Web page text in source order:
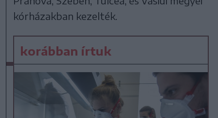
kórházakban kezelték.
korábban írtuk